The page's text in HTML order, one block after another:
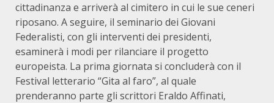
cittadinanza e arriverà al cimitero in cui le sue ceneri
riposano. A seguire, il seminario dei Giovani
Federalisti, con gli interventi dei presidenti,
esaminerà i modi per rilanciare il progetto
europeista. La prima giornata si concluderà con il
Festival letterario “Gita al faro”, al quale
prenderanno parte gli scrittori Eraldo Affinati,